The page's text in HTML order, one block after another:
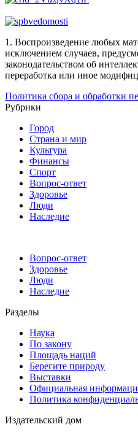
1. Воспроизведение любых
исключением случаев,
законодательством об
переработка или иное
Политика сбора и обработки
Рубрики
Город
Страна и мир
Культура
Финансы
Спорт
Вопрос-ответ
Здоровье
Люди
Наследие
Вопрос-ответ
Здоровье
Люди
Наследие
Разделы
Наука
По закону
Площадь наций
Берегите природу
Выставки
Официальная
Политика
Издательский дом